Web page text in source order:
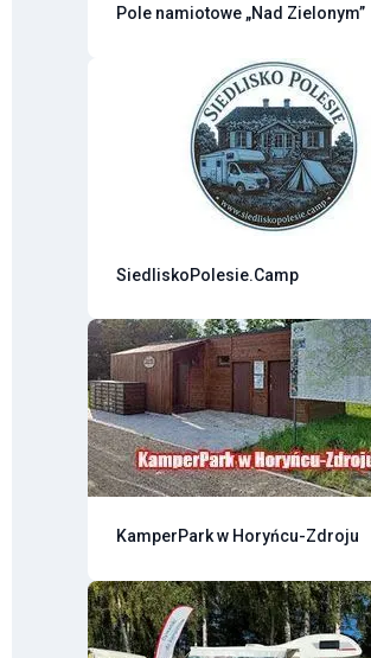
Pole namiotowe „Nad Zielonym”
SiedliskoPolesie.Camp
KamperPark w Horyńcu-Zdroju